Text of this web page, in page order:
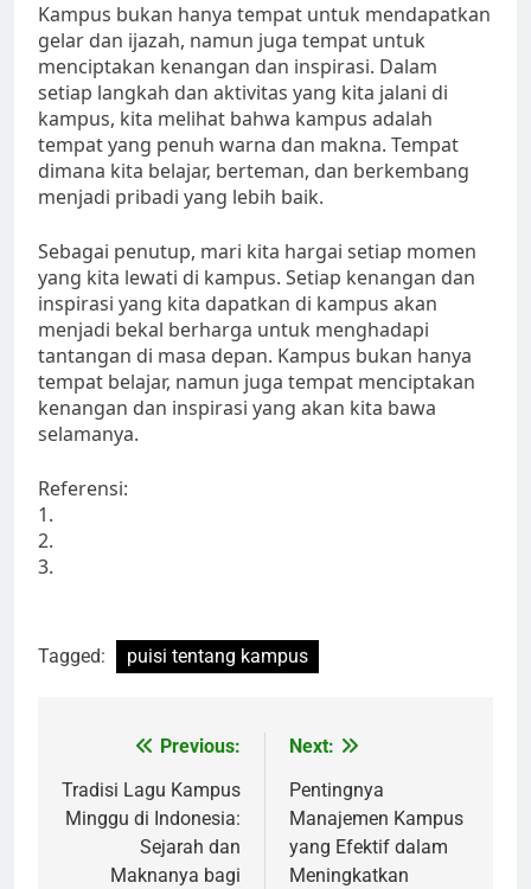
Kampus bukan hanya tempat untuk mendapatkan
gelar dan ijazah, namun juga tempat untuk
menciptakan kenangan dan inspirasi. Dalam
setiap langkah dan aktivitas yang kita jalani di
kampus, kita melihat bahwa kampus adalah
tempat yang penuh warna dan makna. Tempat
dimana kita belajar, berteman, dan berkembang
menjadi pribadi yang lebih baik.
Sebagai penutup, mari kita hargai setiap momen
yang kita lewati di kampus. Setiap kenangan dan
inspirasi yang kita dapatkan di kampus akan
menjadi bekal berharga untuk menghadapi
tantangan di masa depan. Kampus bukan hanya
tempat belajar, namun juga tempat menciptakan
kenangan dan inspirasi yang akan kita bawa
selamanya.
Referensi:
1.
2.
3.
Tagged: puisi tentang kampus
navigation
Previous:
Tradisi Lagu Kampus
Minggu di Indonesia:
Sejarah dan
Maknanya bagi
Next:
Pentingnya
Manajemen Kampus
yang Efektif dalam
Meningkatkan